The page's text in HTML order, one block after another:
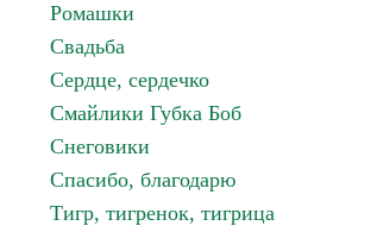
Ромашки
Свадьба
Сердце, сердечко
Смайлики Губка Боб
Снеговики
Спасибо, благодарю
Тигр, тигренок, тигрица